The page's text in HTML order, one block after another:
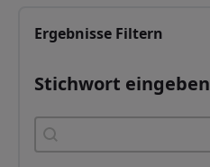
Ergebnisse Filtern
Stichwort eingeben
Stichwort eingeben
Stichwort eingeben